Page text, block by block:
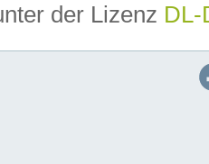
der Lizenz